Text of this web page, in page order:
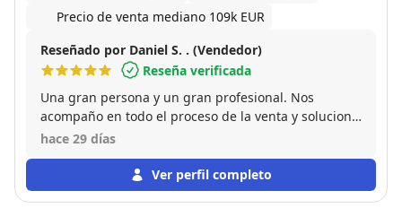
Precio de venta mediano 109k EUR
Reseñado por Daniel S. . (Vendedor)
Reseña verificada
Una gran persona y un gran profesional. Nos
acompaño en todo el proceso de la venta y solucionó
todos los problemas que surgieron durante la
duda volvería a confiar en sus servicios en todas las
ocasiones.
hace 29 días
Ver perfil completo